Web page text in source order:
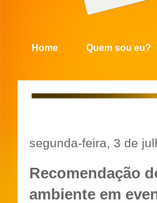
Home Quem sou eu?
segunda-feira, 3 de
Recomendação
ambiente em